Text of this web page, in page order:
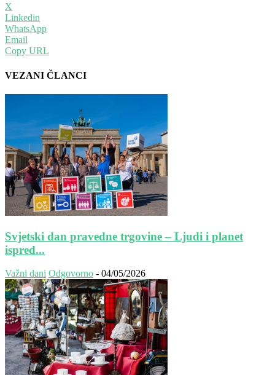
X
Linkedin
WhatsApp
Email
Copy URL
VEZANI ČLANCI
Svjetski dan pravedne trgovine – Ljudi i planet
ispred...
Važni dani Odgovorno - 04/05/2026